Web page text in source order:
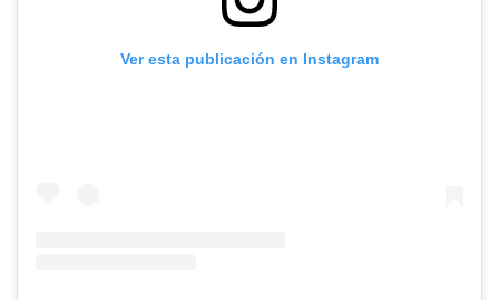
Ver esta publicación en Instagram